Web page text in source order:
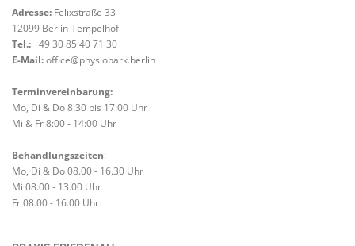
Adresse: Felixstraße 33
12099 Berlin-Tempelhof
Tel.:+49 30 85 40 71 30
E-Mail:office@physiopark.berlin
Terminvereinbarung:
Mo, Di & Do 8:30 bis 17:00 Uhr
Mi & Fr 8:00 - 14:00 Uhr
Behandlungszeiten:
Mo, Di & Do 08.00 - 16.30 Uhr
Mi 08.00 - 13.00 Uhr
Fr 08.00 - 16.00 Uhr